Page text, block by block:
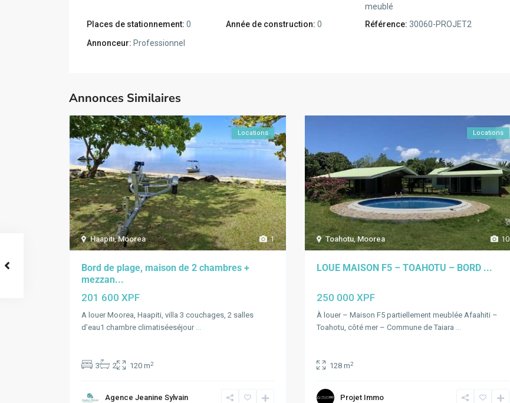
meublé
Places de stationnement: 0 Année de construction: 0 Référence: 30060-PROJET2
Annonceur: Professionnel
Annonces Similaires
1
Haapiti,Moorea
Locations
Bord de plage, maison de 2 chambres +
mezzan...
201 600 XPF
A louer Moorea, Haapiti, villa 3 couchages, 2 salles
d’eau1 chambre climatiséeséjour ...
3 2 120 m2
Agence Jeanine Sylvain
10
Toahotu,Moorea
Locations
LOUE MAISON F5 – TOAHOTU – BORD ...
250 000 XPF
À louer – Maison F5 partiellement meublée Afaahiti –
Toahotu, côté mer – Commune de Taiara ...
128 m2
Projet Immo